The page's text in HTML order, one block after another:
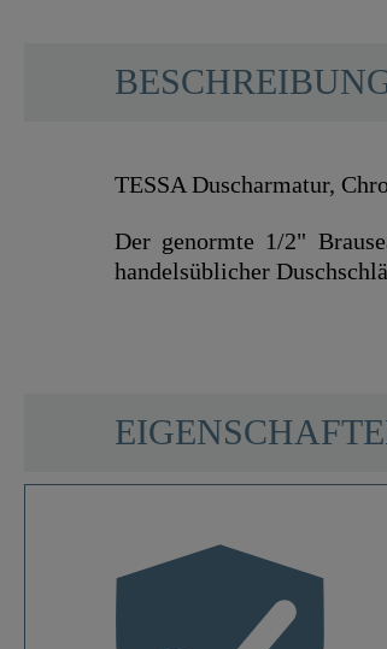
TESSA Duscharmatur,
Der genormte 1/2"
handelsüblicher